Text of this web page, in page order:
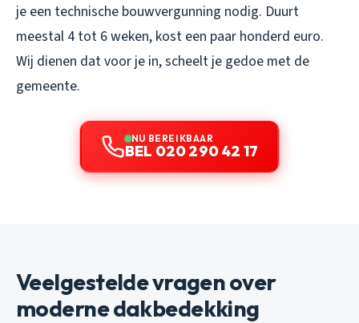
je een technische bouwvergunning nodig. Duurt
meestal 4 tot 6 weken, kost een paar honderd euro.
Wij dienen dat voor je in, scheelt je gedoe met de
gemeente.
NU BEREIKBAAR
BEL 020 290 42 17
Veelgestelde vragen over
moderne dakbedekking